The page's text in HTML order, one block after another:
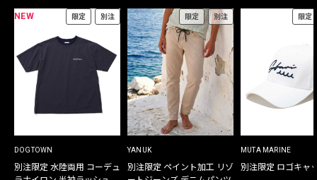
NEW 限定 別注
DOGTOWN
別注限定 水陸両用 コーデュ
限定 別注
YANUK
別注限定 ペイント加工 リゾ
限定
MUTA MARINE
別注限定 ロゴキャ